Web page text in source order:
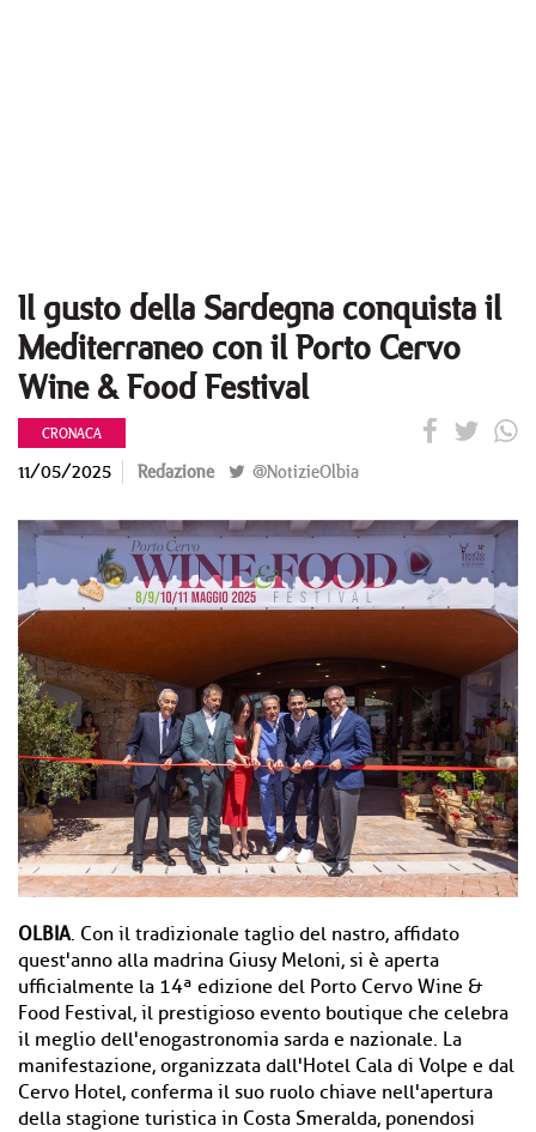
Il gusto della Sardegna conquista il
Mediterraneo con il Porto Cervo
Wine & Food Festival
CRONACA
11/05/2025 Redazione @NotizieOlbia
OLBIA. Con il tradizionale taglio del nastro, affidato
quest'anno alla madrina Giusy Meloni, si è aperta
ufficialmente la 14ª edizione del Porto Cervo Wine &
Food Festival, il prestigioso evento boutique che celebra
il meglio dell'enogastronomia sarda e nazionale. La
manifestazione, organizzata dall'Hotel Cala di Volpe e dal
Cervo Hotel, conferma il suo ruolo chiave nell'apertura
della stagione turistica in Costa Smeralda, ponendosi